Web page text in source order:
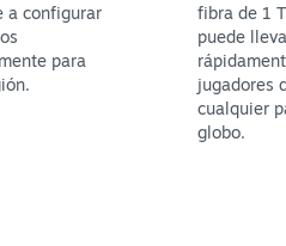
a configurar
para
fibra de 1
puede
jugadores
cualquier
globo.